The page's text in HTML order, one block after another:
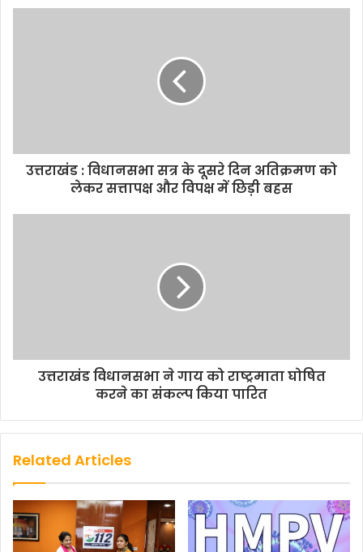
उत्तराखंड : विधानसभा सत्र के दूसरे दिन अतिक्रमण को
लेकर सत्तापक्ष और विपक्ष में छिड़ी बहस
उत्तराखंड विधानसभा ने गाय को राष्ट्रमाता घोषित
करने का संकल्प किया पारित
Related Articles